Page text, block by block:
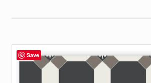
Save